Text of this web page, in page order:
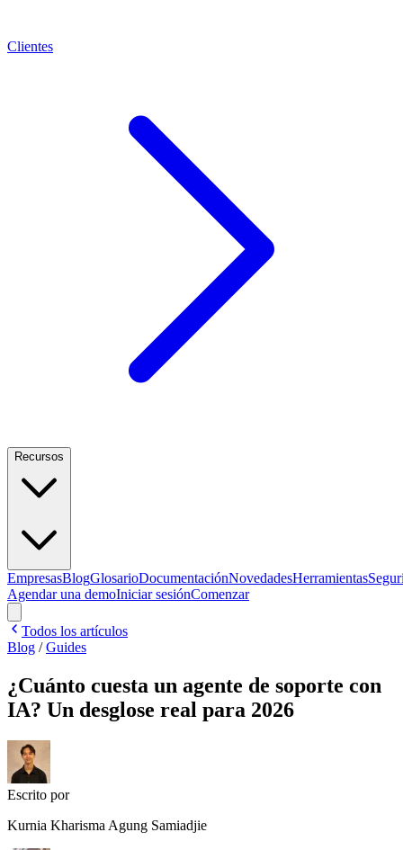
Clientes
Recursos
EmpresasBlogGlosarioDocumentaciónNovedadesHerramientas
Agendar una demoIniciar sesiónComenzar
Todos los artículos
Blog /Guides
¿Cuánto cuesta un agente de soporte con
IA? Un desglose real para 2026
Escrito por
Kurnia Kharisma Agung Samiadjie